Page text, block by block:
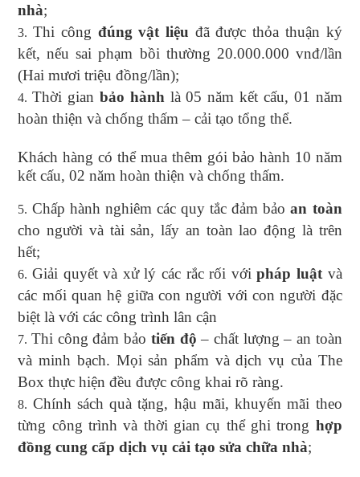
nhà;
Thi công đúng vật liệu đã được thỏa thuận ký
kết, nếu sai phạm bồi thường 20.000.000 vnđ/lần
(Hai mươi triệu đồng/lần);
Thời gian bảo hành là 05 năm kết cấu, 01 năm
hoàn thiện và chống thấm – cải tạo tổng thể.
Khách hàng có thể mua thêm gói bảo hành 10 năm
kết cấu, 02 năm hoàn thiện và chống thấm.
Chấp hành nghiêm các quy tắc đảm bảoan toàn
cho người và tài sản, lấy an toàn lao động là trên
hết;
Giải quyết và xử lý các rắc rối vớipháp luật và
các mối quan hệ giữa con người với con người đặc
biệt là với các công trình lân cận
Thi công đảm bảo tiến độ – chất lượng – an toàn
và minh bạch. Mọi sản phẩm và dịch vụ của The
Box thực hiện đều được công khai rõ ràng.
Chính sách quà tặng, hậu mãi, khuyến mãi theo
từng công trình và thời gian cụ thể ghi trong hợp
đồng cung cấp dịch vụ cải tạo sửa chữa nhà;